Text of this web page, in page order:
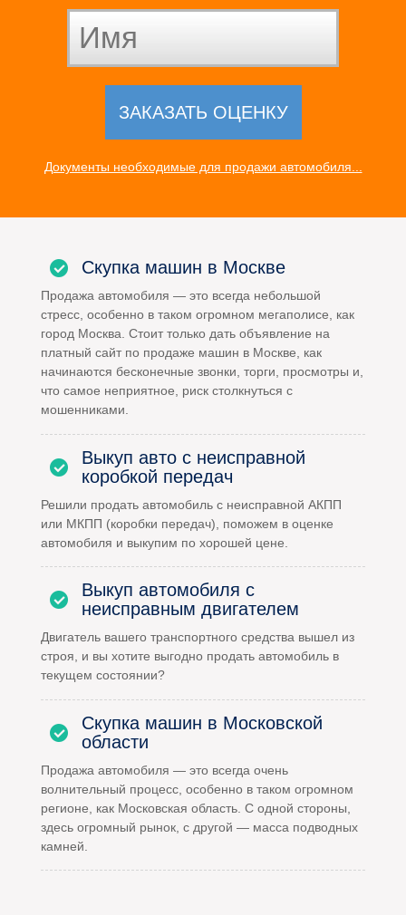
Документы необходимые для продажи автомобиля...
Скупка машин в Москве
Продажа автомобиля — это всегда небольшой
стресс, особенно в таком огромном мегаполисе, как
город Москва. Стоит только дать объявление на
платный сайт по продаже машин в Москве, как
начинаются бесконечные звонки, торги, просмотры и,
что самое неприятное, риск столкнуться с
мошенниками.
Выкуп авто с неисправной
коробкой передач
Решили продать автомобиль с неисправной АКПП
или МКПП (коробки передач), поможем в оценке
автомобиля и выкупим по хорошей цене.
Выкуп автомобиля с
неисправным двигателем
Двигатель вашего транспортного средства вышел из
строя, и вы хотите выгодно продать автомобиль в
текущем состоянии?
Скупка машин в Московской
области
Продажа автомобиля — это всегда очень
волнительный процесс, особенно в таком огромном
регионе, как Московская область. С одной стороны,
здесь огромный рынок, с другой — масса подводных
камней.